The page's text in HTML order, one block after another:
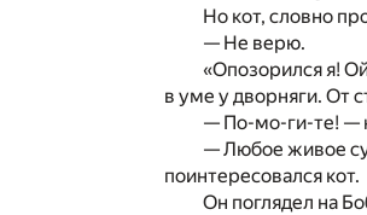
Но кот, словно
— Не верю.
«Опозорился я!
в уме у дворняги. От
— По-мо-ги-те! —
— Любое живое
поинтересовался кот.
Он поглядел на